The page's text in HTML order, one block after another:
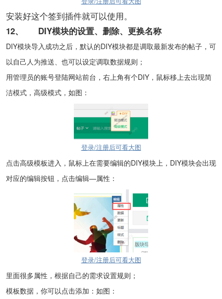
安装好这个签到插件就可以使用。
12、 DIY模块的设置、删除、更换名称
DIY模块导入成功之后，默认的DIY模块都是调取最新发布的帖子，可
以自己人为推送、也可以设定调取数据规则；
用管理员的账号登陆网站前台，右上角有个DIY，鼠标移上去出现简
洁模式，高级模式，如图：
登录/注册后可看大图
点击高级模板进入，鼠标上在需要编辑的DIY模块上，DIY模块会出现
对应的编辑按钮，点击编辑—属性：
登录/注册后可看大图
里面很多属性，根据自己的需求设置规则；
模板数据，你可以点击添加：如图：